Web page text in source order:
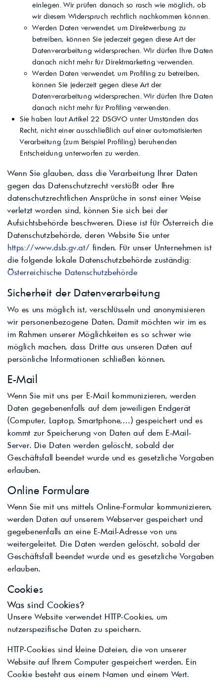
einlegen. Wir prüfen danach so rasch wie möglich, ob
wir diesem Widerspruch rechtlich nachkommen können.
Werden Daten verwendet, um Direktwerbung zu
betreiben, können Sie jederzeit gegen diese Art der
Datenverarbeitung widersprechen. Wir dürfen Ihre Daten
danach nicht mehr für Direktmarketing verwenden.
Werden Daten verwendet, um Profiling zu betreiben,
können Sie jederzeit gegen diese Art der
Datenverarbeitung widersprechen. Wir dürfen Ihre Daten
danach nicht mehr für Profiling verwenden.
Sie haben laut Artikel 22 DSGVO unter Umständen das
Recht, nicht einer ausschließlich auf einer automatisierten
Verarbeitung (zum Beispiel Profiling) beruhenden
Entscheidung unterworfen zu werden.
Wenn Sie glauben, dass die Verarbeitung Ihrer Daten
gegen das Datenschutzrecht verstößt oder Ihre
datenschutzrechtlichen Ansprüche in sonst einer Weise
verletzt worden sind, können Sie sich bei der
Aufsichtsbehörde beschweren. Diese ist für Österreich die
Datenschutzbehörde, deren Website Sie unter
https://www.dsb.gv.at/ finden. Für unser Unternehmen ist
die folgende lokale Datenschutzbehörde zuständig:
Österreichische Datenschutzbehörde
Sicherheit der Datenverarbeitung
Wo es uns möglich ist, verschlüsseln und anonymisieren
wir personenbezogene Daten. Damit möchten wir im es
im Rahmen unserer Möglichkeiten es so schwer wie
möglich machen, dass Dritte aus unseren Daten auf
persönliche Informationen schließen können.
E-Mail
Wenn Sie mit uns per E-Mail kommunizieren, werden
Daten gegebenenfalls auf dem jeweiligen Endgerät
(Computer, Laptop, Smartphone,…) gespeichert und es
kommt zur Speicherung von Daten auf dem E-Mail-
Server. Die Daten werden gelöscht, sobald der
Geschäftsfall beendet wurde und es gesetzliche Vorgaben
erlauben.
Online Formulare
Wenn Sie mit uns mittels Online-Formular kommunizieren,
werden Daten auf unserem Webserver gespeichert und
gegebenenfalls an eine E-Mail-Adresse von uns
weitergeleitet. Die Daten werden gelöscht, sobald der
Geschäftsfall beendet wurde und es gesetzliche Vorgaben
erlauben.
Cookies
Was sind Cookies?
Unsere Website verwendet HTTP-Cookies, um
nutzerspezifische Daten zu speichern.
HTTP-Cookies sind kleine Dateien, die von unserer
Website auf Ihrem Computer gespeichert werden. Ein
Cookie besteht aus einem Namen und einem Wert.